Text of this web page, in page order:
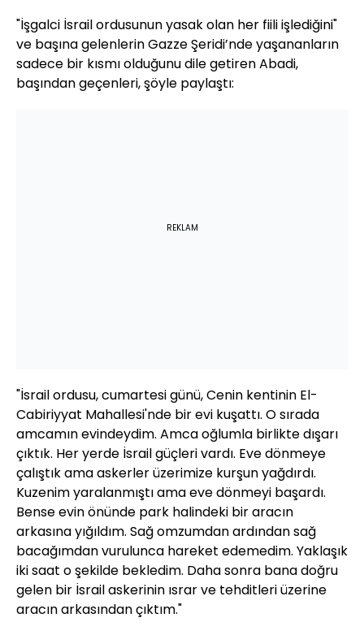
"İşgalci İsrail ordusunun yasak olan her fiili işlediğini"
ve başına gelenlerin Gazze Şeridi’nde yaşananların
sadece bir kısmı olduğunu dile getiren Abadi,
başından geçenleri, şöyle paylaştı:
REKLAM
"İsrail ordusu, cumartesi günü, Cenin kentinin El-
Cabiriyyat Mahallesi'nde bir evi kuşattı. O sırada
amcamın evindeydim. Amca oğlumla birlikte dışarı
çıktık. Her yerde İsrail güçleri vardı. Eve dönmeye
çalıştık ama askerler üzerimize kurşun yağdırdı.
Kuzenim yaralanmıştı ama eve dönmeyi başardı.
Bense evin önünde park halindeki bir aracın
arkasına yığıldım. Sağ omzumdan ardından sağ
bacağımdan vurulunca hareket edemedim. Yaklaşık
iki saat o şekilde bekledim. Daha sonra bana doğru
gelen bir İsrail askerinin ısrar ve tehditleri üzerine
aracın arkasından çıktım."